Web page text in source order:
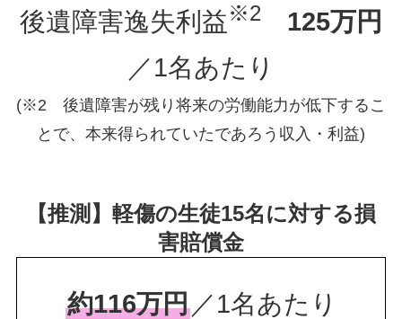
後遺障害逸失利益※2
125万円
／1名あたり
(※2 後遺障害が残り将来の労働能力が低下するこ
とで、本来得られていたであろう収入・利益)
【推測】軽傷の生徒15名に対する損
害賠償金
約116万円／1名あたり